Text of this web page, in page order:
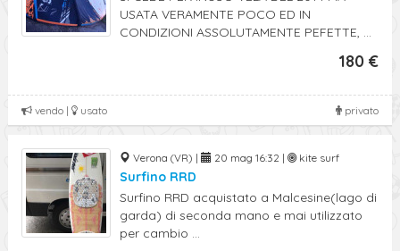
USATA VERAMENTE POCO ED IN
CONDIZIONI ASSOLUTAMENTE PEFETTE, ...
180 €
privato
vendo | usato
Verona (VR) | 20 mag 16:32 | kite surf
Surfino RRD
Surfino RRD acquistato a Malcesine(lago di
garda) di seconda mano e mai utilizzato
per cambio ...